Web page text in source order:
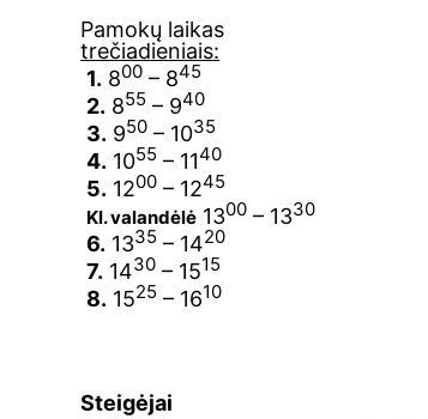
Pamokų laikas
trečiadieniais:
1. 800 – 845
2. 855 – 940
3. 950 – 1035
4. 1055 – 1140
5. 1200 – 1245
Kl. valandėlė 1300 – 1330
6. 1335 – 1420
7. 1430 – 1515
8. 1525 – 1610
Steigėjai